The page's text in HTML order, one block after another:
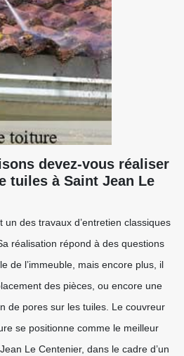
devez-vous réaliser
tuiles à Saint Jean Le
des travaux d’entretien classiques
réalisation répond à des questions
de l’immeuble, mais encore plus, il
des pièces, ou encore une
de pores sur les tuiles. Le couvreur
se positionne comme le meilleur
Le Centenier, dans le cadre d’un